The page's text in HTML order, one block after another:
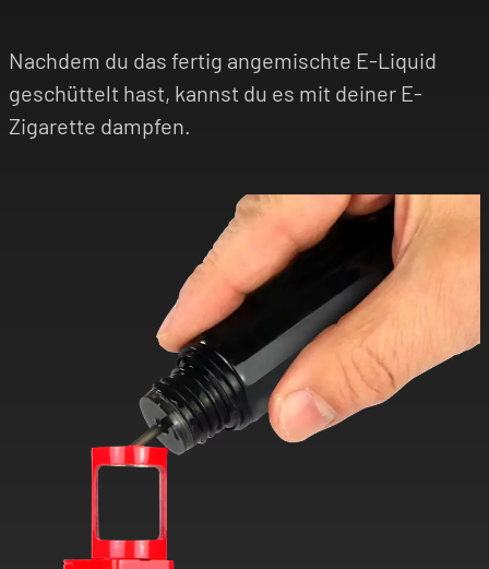
Nachdem du das fertig angemischte E-Liquid
geschüttelt hast, kannst du es mit deiner E-
Zigarette dampfen.